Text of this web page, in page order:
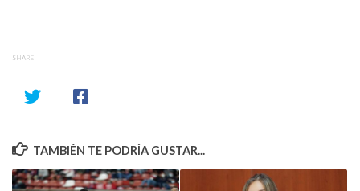
SHARE
TAMBIÉN TE PODRÍA GUSTAR...